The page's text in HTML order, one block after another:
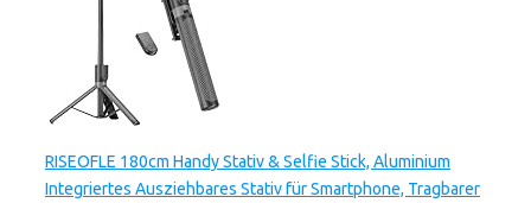
RISEOFLE 180cm Handy Stativ & Selfie Stick, Aluminium
Integriertes Ausziehbares Stativ für Smartphone, Tragbarer